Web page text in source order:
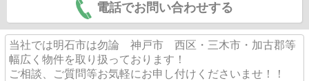
電話でお問い合わせする
当社では明石市は勿論 神戸市 西区・三木市・加古郡等
幅広く物件を取り扱っております！
ご相談、ご質問等お気軽にお申し付けくださいませ！！